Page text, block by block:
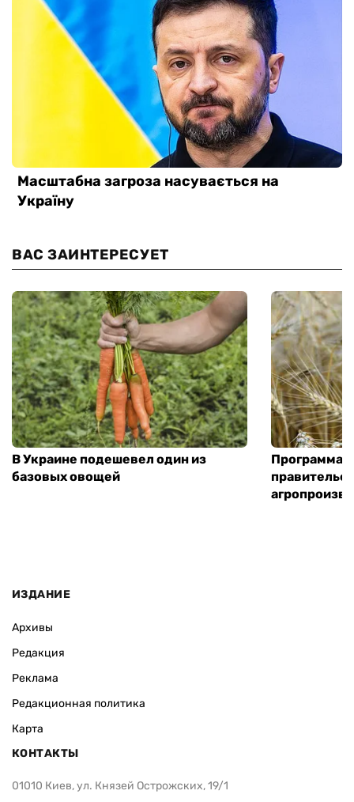
ВАС ЗАИНТЕРЕСУЕТ
В Украине подешевел один из
базовых овощей
Программа
ИЗДАНИЕ
Архивы
Редакция
Реклама
Редакционная политика
Карта
КОНТАКТЫ
01010 Киев, ул. Князей Острожских, 19/1